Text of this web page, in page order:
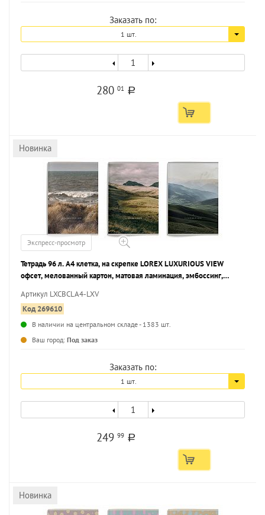
Заказать по:
1 шт.
28001 a
Новинка
Экспресс-просмотр
Тетрадь 96 л. А4 клетка, на скрепке LOREX LUXURIOUS VIEW
офсет, мелованный картон, матовая ламинация, эмбоссинг,
Артикул LXCBCLA4-LXV
Код 269610
В наличии на центральном складе - 1383 шт.
Ваш город: Под заказ
Заказать по:
1 шт.
24999 a
Новинка